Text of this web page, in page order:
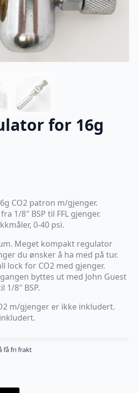
for 16g
CO2 patron m/gjenger.
1/8″ BSP til FFL gjenger.
0-40 psi.
Meget kompakt regulator
du ønsker å ha med på tur.
lock for CO2 med gjenger.
byttes ut med John Guest
8″ BSP.
m/gjenger er ikke inkludert.
få fri frakt